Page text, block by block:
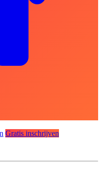
Gratis inschrijven